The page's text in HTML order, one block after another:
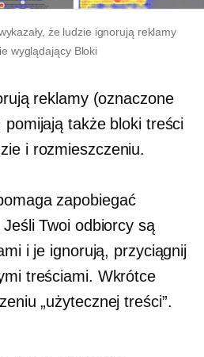
że ludzie ignorują reklamy
wyglądającyBloki
reklamy (oznaczone
także bloki treści
i rozmieszczeniu.
zapobiegać
Twoi odbiorcy są
i je ignorują, przyciągnij
treściami. Wkrótce
„użytecznej treści”.